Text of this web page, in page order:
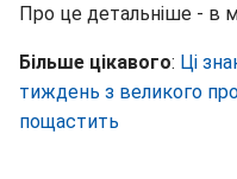
Про це детальніше - в
Більше цікавого: Ці
тиждень з великого
пощастить